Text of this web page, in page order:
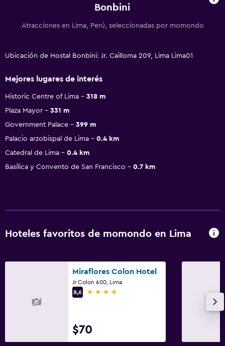
Bonbini
Atracciones en Lima, Perú, seleccionadas por momondo
Ubicación de Hostal Bonbini: Jr. Cailloma 209, Lima Lima01
Mejores lugares de interés
Historic Centre of Lima
318 m
Plaza Mayor
331 m
Government Palace
399 m
Palacio arzobispal de Lima
0.4 km
Catedral de Lima
0.4 km
Basílica y Convento de San Francisco
0.7 km
Hoteles favoritos de momondo en Lima
Miraflores Colon Hotel
Jr Colon 600, Lima
8,6
4 estrellas
$70